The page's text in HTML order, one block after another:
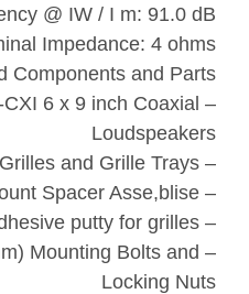
@ IW / I m: 91.0 dB
Impedance: 4 ohms
Components and Parts:
CXI 6 x 9 inch Coaxial
Loudspeakers
– Two Metal Grilles and Grille Trays
– Two Bottom-Mount Spacer Asse,blise
– Butyl adhesive putty for grilles
Mounting Bolts and
Locking Nuts